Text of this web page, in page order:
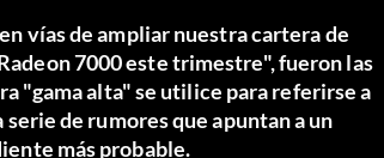
vías de ampliar nuestra cartera de
7000 este trimestre", fueron las
"gama alta" se utilice para referirse a
serie de rumores que apuntan a un
más probable.